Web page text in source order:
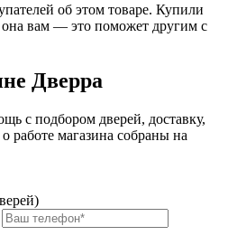
об этом товаре. Купили
она вам — это поможет другим с
Дверра
с подбором дверей, доставку,
работе магазина собраны на